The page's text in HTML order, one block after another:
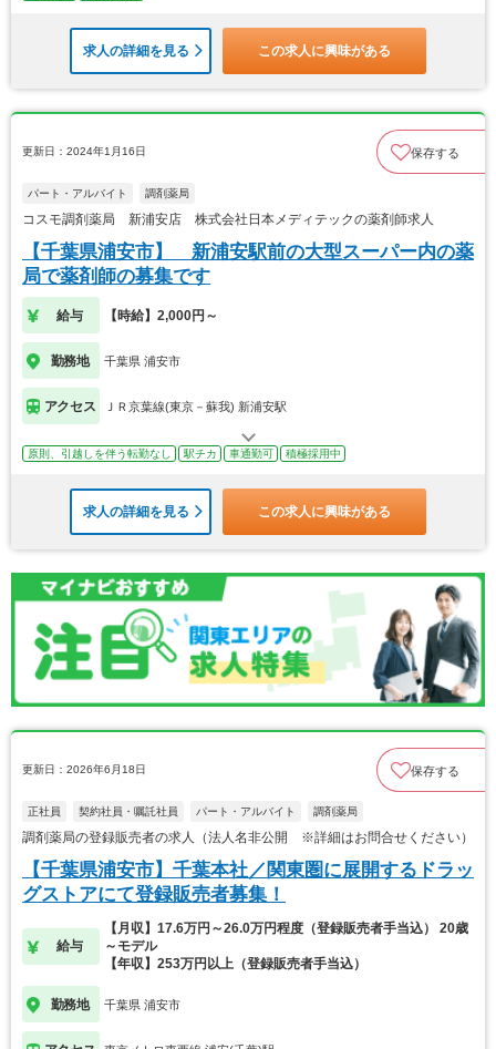
求人の詳細を見る この求人に興味がある
更新日：2024年1月16日 保存する
パート・アルバイト 調剤薬局
コスモ調剤薬局 新浦安店 株式会社日本メディテックの薬剤師求人
【千葉県浦安市】 新浦安駅前の大型スーパー内の薬
局で薬剤師の募集です
給与 【時給】2,000円～
勤務地 千葉県 浦安市
アクセス ＪＲ京葉線(東京－蘇我) 新浦安駅
原則、引越しを伴う転勤なし 駅チカ 車通勤可 積極採用中
求人の詳細を見る この求人に興味がある
更新日：2026年6月18日 保存する
正社員 契約社員・嘱託社員 パート・アルバイト 調剤薬局
調剤薬局の登録販売者の求人（法人名非公開 ※詳細はお問合せください）
【千葉県浦安市】千葉本社／関東圏に展開するドラッ
グストアにて登録販売者募集！
給与
【月収】17.6万円～26.0万円程度（登録販売者手当込） 20歳
～モデル
【年収】253万円以上（登録販売者手当込）
勤務地 千葉県 浦安市